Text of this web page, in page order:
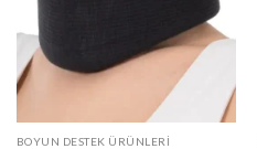
BOYUN DESTEK ÜRÜNLERI